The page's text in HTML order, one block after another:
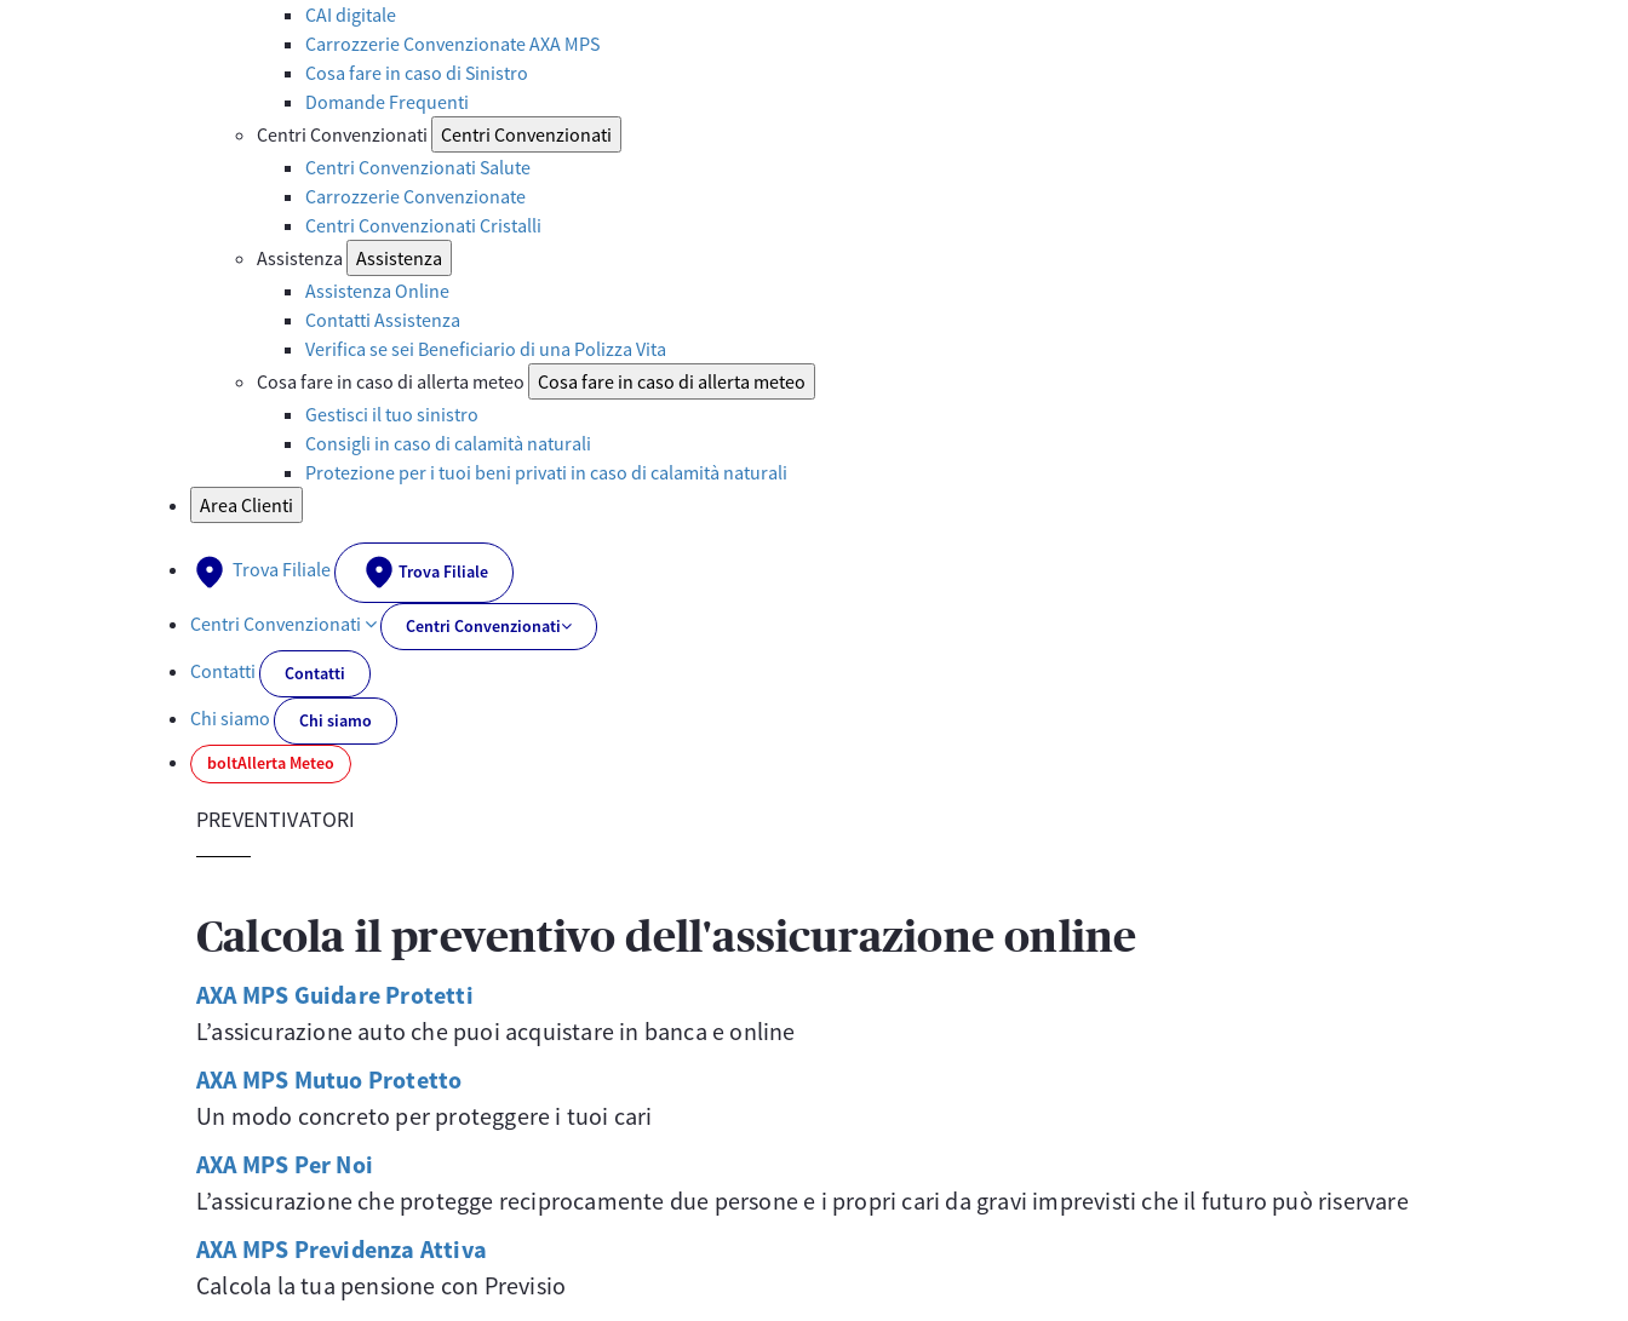
CAI digitale
Carrozzerie Convenzionate AXA MPS
Cosa fare in caso di Sinistro
Domande Frequenti
Centri Convenzionati Centri Convenzionati
Centri Convenzionati Salute
Carrozzerie Convenzionate
Centri Convenzionati Cristalli
Assistenza Assistenza
Assistenza Online
Contatti Assistenza
Verifica se sei Beneficiario di una Polizza Vita
Cosa fare in caso di allerta meteo Cosa fare in caso di allerta meteo
Gestisci il tuo sinistro
Consigli in caso di calamità naturali
Protezione per i tuoi beni privati in caso di calamità naturali
Area Clienti
Trova Filiale Trova Filiale
Centri Convenzionati Centri Convenzionati
Contatti Contatti
Chi siamo
Chi siamo
boltAllerta Meteo
PREVENTIVATORI
Calcola il preventivo dell'assicurazione online
AXA MPS Guidare Protetti
L’assicurazione auto che puoi acquistare in banca e online
AXA MPS Mutuo Protetto
Un modo concreto per proteggere i tuoi cari
AXA MPS Per Noi
L’assicurazione che protegge reciprocamente due persone e i propri cari da gravi imprevisti che il futuro può riservare
AXA MPS Previdenza Attiva
Calcola la tua pensione con Previsio